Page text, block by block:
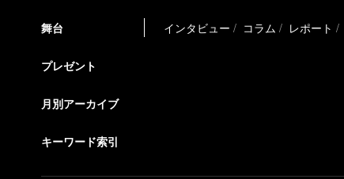
舞台 インタビュー コラム レポート
プレゼント
月別アーカイブ
キーワード索引